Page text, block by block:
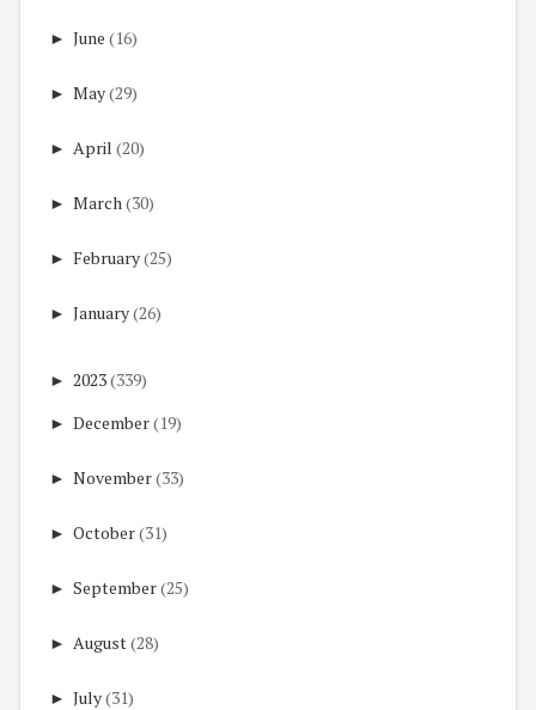
► June (16)
► May(29)
► April (20)
► March(30)
► February(25)
► January(26)
► 2023(339)
► December(19)
► November(33)
► October(31)
► September(25)
► August(28)
► July(31)